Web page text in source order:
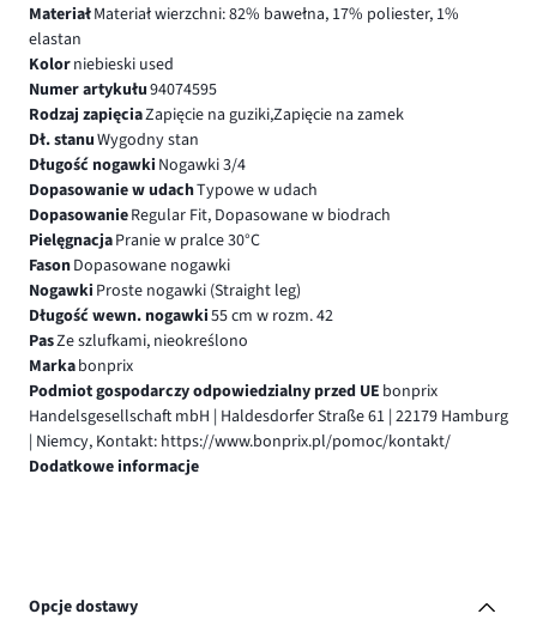
MateriałMateriał wierzchni: 82% bawełna, 17% poliester, 1%
elastan
Kolorniebieski used
Numer artykułu94074595
Rodzaj zapięciaZapięcie na guziki,Zapięcie na zamek
Dł. stanuWygodny stan
Długość nogawki Nogawki 3/4
Dopasowanie w udachTypowe w udach
DopasowanieRegular Fit, Dopasowane w biodrach
PielęgnacjaPranie w pralce 30°C
FasonDopasowane nogawki
Nogawki Proste nogawki (Straight leg)
Długość wewn. nogawki55 cm w rozm. 42
PasZe szlufkami, nieokreślono
Markabonprix
Podmiot gospodarczy odpowiedzialny przed UE bonprix
Handelsgesellschaft mbH | Haldesdorfer Straße 61 | 22179 Hamburg
| Niemcy, Kontakt: https://www.bonprix.pl/pomoc/kontakt/
Dodatkowe informacje
Opcje dostawy